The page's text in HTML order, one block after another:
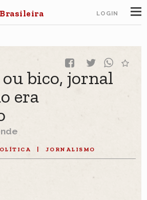
LOGIN
ou bico, jornal
era
JORNALISMO